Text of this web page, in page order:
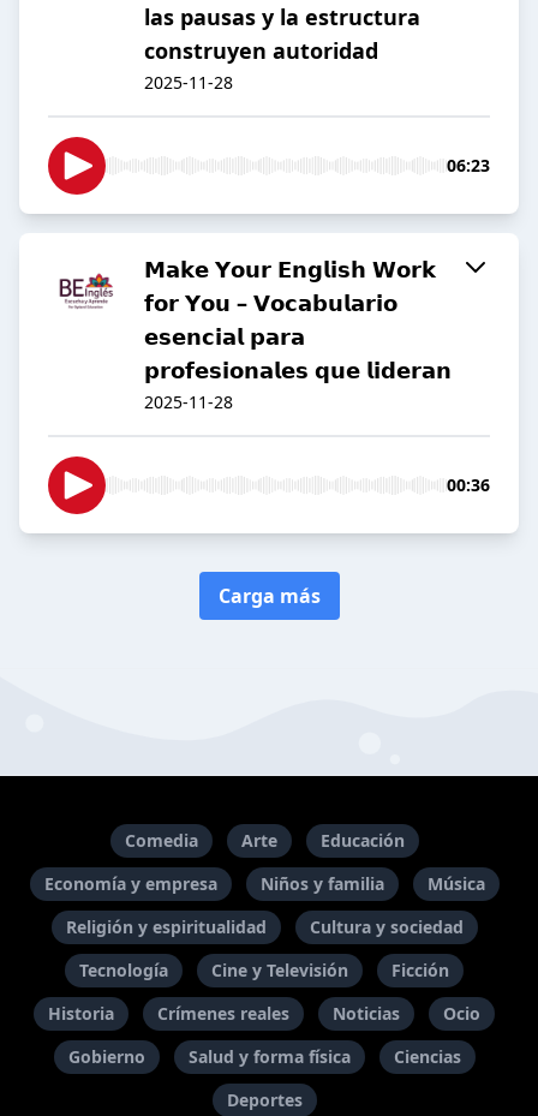
las pausas y la estructura
construyen autoridad
2025-11-28
06:23
𝗠𝗮𝗸𝗲 𝗬𝗼𝘂𝗿 𝗘𝗻𝗴𝗹𝗶𝘀𝗵 𝗪𝗼𝗿𝗸
𝗳𝗼𝗿 𝗬𝗼𝘂 – 𝗩𝗼𝗰𝗮𝗯𝘂𝗹𝗮𝗿𝗶𝗼
𝗲𝘀𝗲𝗻𝗰𝗶𝗮𝗹 𝗽𝗮𝗿𝗮
𝗽𝗿𝗼𝗳𝗲𝘀𝗶𝗼𝗻𝗮𝗹𝗲𝘀 𝗾𝘂𝗲 𝗹𝗶𝗱𝗲𝗿𝗮𝗻
2025-11-28
00:36
Carga más
Comedia Arte
Educación
Economía y empresa
Niños y familia
Música
Religión y espiritualidad
Cultura y sociedad
Tecnología
Cine y Televisión
Ficción
Historia
Crímenes reales Noticias
Ocio
Gobierno
Salud y forma física
Ciencias
Deportes